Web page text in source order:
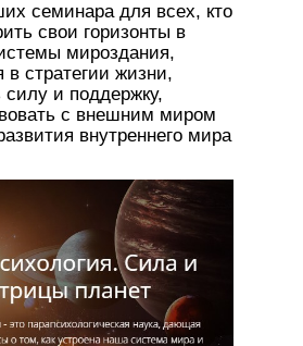
семинара для всех, кто
свои горизонты в
мироздания,
в стратегии жизни,
силу и поддержку,
с внешним миром
внутреннего мира